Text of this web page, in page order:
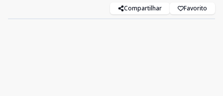
Compartilhar Favorito